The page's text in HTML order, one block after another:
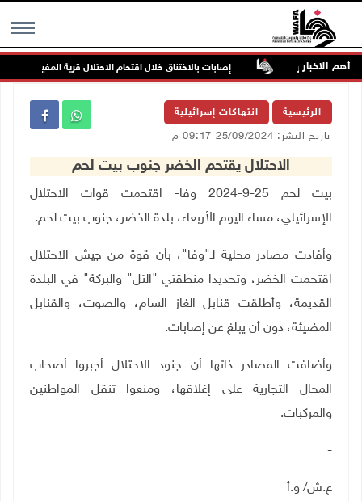
MENU أهم الاخبار
بالخطر إصابات بالاختناق خلال اقتحام الاحتلال قرية المغير
الرئيسية انتهاكات إسرائيلية
تاريخ النشر: 25/09/2024 09:17 م
الاحتلال يقتحم الخضر جنوب بيت لحم
بيت لحم 25-9-2024 وفا- اقتحمت قوات الاحتلال
الإسرائيلي، مساء اليوم الأربعاء، بلدة الخضر، جنوب بيت لحم.
وأفادت مصادر محلية لـ"وفا"، بأن قوة من جيش الاحتلال
اقتحمت الخضر، وتحديدا منطقتي "التل" والبركة" في البلدة
القديمة، وأطلقت قنابل الغاز السام، والصوت، والقنابل
المضيئة، دون أن يبلغ عن إصابات.
وأضافت المصادر ذاتها أن جنود الاحتلال أجبروا أصحاب
المحال التجارية على إغلاقها، ومنعوا تنقل المواطنين
والمركبات.
-
ع.ش/ و.أ